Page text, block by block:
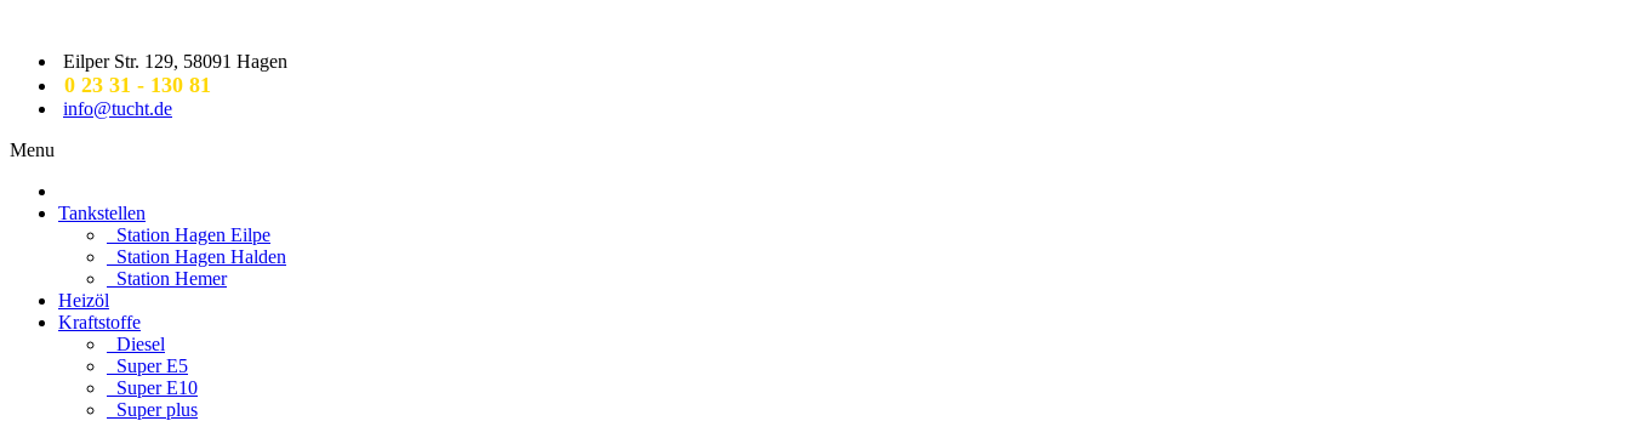
Eilper Str. 129, 58091 Hagen
0 23 31 - 130 81
info@tucht.de
Menu
Tankstellen
Station Hagen Eilpe
Station Hagen Halden
Station Hemer
Heizöl
Kraftstoffe
Diesel
Super E5
Super E10
Super plus